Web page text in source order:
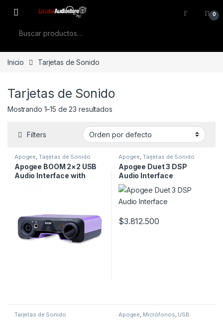
0
Inicio Tarjetas de Sonido
Tarjetas de Sonido
Mostrando 1–15 de 23 resultados
Filters
Apogee Tarjetas de Sonido
Apogee BOOM 2×2 USB
Audio Interface with
Apogee Tarjetas de Sonido
Apogee Duet 3 DSP
Audio Interface
$3.812.500
Tarjetas de Sonido Apogee, Micrófonos, USB